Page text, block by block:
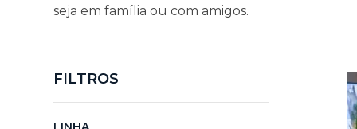
seja em família ou com amigos.
FILTROS